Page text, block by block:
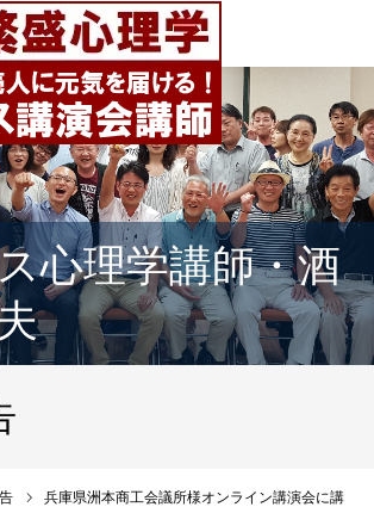
心理学講師・酒
兵庫県洲本商工会議所様オンライン講演会に講